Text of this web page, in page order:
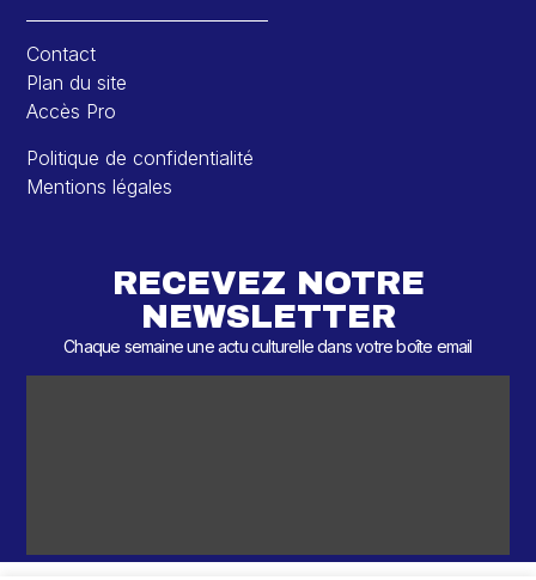
Contact
Plan du site
Accès Pro
Politique de confidentialité
Mentions légales
RECEVEZ NOTRE
NEWSLETTER
Chaque semaine une actu culturelle dans votre boîte email